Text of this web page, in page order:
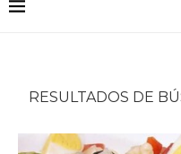
RESULTADOS DE